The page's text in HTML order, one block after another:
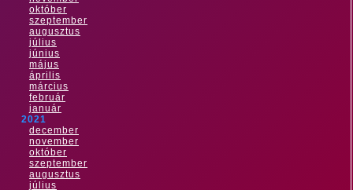
október
szeptember
augusztus
július
június
május
április
március
február
január
2021
december
november
október
szeptember
augusztus
július